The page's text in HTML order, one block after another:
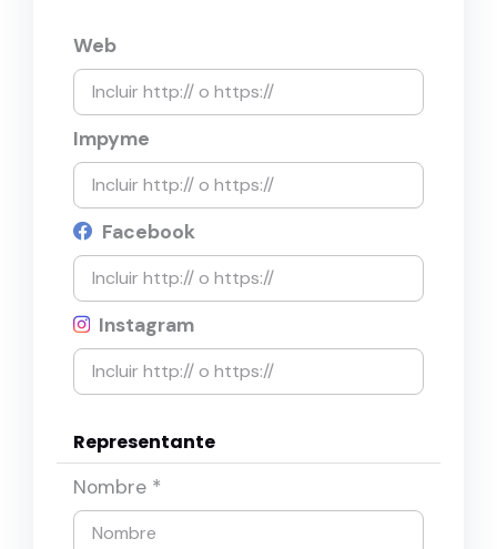
Web
Impyme
Facebook
Instagram
Representante
Nombre *